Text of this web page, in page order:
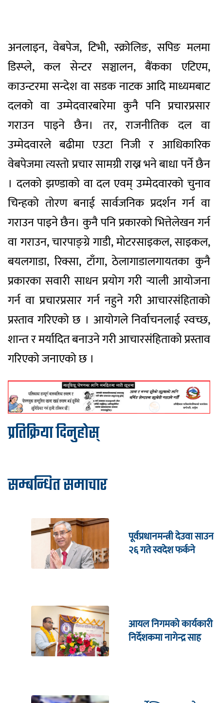
अनलाइन, वेबपेज, टिभी, स्क्रोलिङ, सपिङ मलमा
डिस्प्ले, कल सेन्टर सञ्चालन, बैंकका एटिएम,
काउन्टरमा सन्देश वा सडक नाटक आदि माध्यमबाट
दलको वा उम्मेदवारबारेमा कुनै पनि प्रचारप्रसार
गराउन पाइने छैन। तर, राजनीतिक दल वा
उम्मेदवारले बढीमा एउटा निजी र आधिकारिक
वेबपेजमा त्यस्तो प्रचार सामग्री राख्न भने बाधा पर्ने छैन
। दलको झण्डाको वा दल एवम् उम्मेदवारको चुनाव
चिन्हको तोरण बनाई सार्वजनिक प्रदर्शन गर्न वा
गराउन पाइने छैन। कुनै पनि प्रकारको भित्तेलेखन गर्न
वा गराउन, चारपाङ्ग्रे गाडी, मोटरसाइकल, साइकल,
बयलगाडा, रिक्सा, टाँगा, ठेलागाडालगायतका कुनै
प्रकारका सवारी साधन प्रयोग गरी र्‍याली आयोजना
गर्न वा प्रचारप्रसार गर्न नहुने गरी आचारसंहिताको
प्रस्ताव गरिएको छ । आयोगले निर्वाचनलाई स्वच्छ,
शान्त र मर्यादित बनाउने गरी आचारसंहिताको प्रस्ताव
गरिएको जनाएको छ ।
प्रतिक्रिया दिनुहोस्
सम्बन्धित समाचार
पूर्वप्रधानमन्त्री देउवा साउन
२६ गते स्वदेश फर्कने
आयल निगमको कार्यकारी
निर्देशकमा नागेन्द्र साह